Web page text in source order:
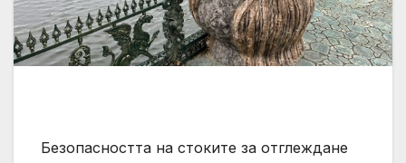
Безопасността на стоките за отглеждане